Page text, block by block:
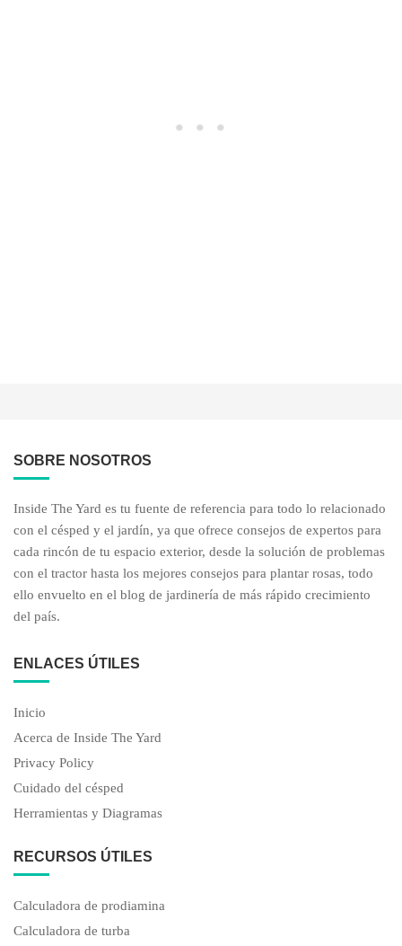
SOBRE NOSOTROS
Inside The Yard es tu fuente de referencia para todo lo relacionado
con el césped y el jardín, ya que ofrece consejos de expertos para
cada rincón de tu espacio exterior, desde la solución de problemas
con el tractor hasta los mejores consejos para plantar rosas, todo
ello envuelto en el blog de jardinería de más rápido crecimiento
del país.
ENLACES ÚTILES
Inicio
Acerca de Inside The Yard
Privacy Policy
Cuidado del césped
Herramientas y Diagramas
RECURSOS ÚTILES
Calculadora de prodiamina
Calculadora de turba